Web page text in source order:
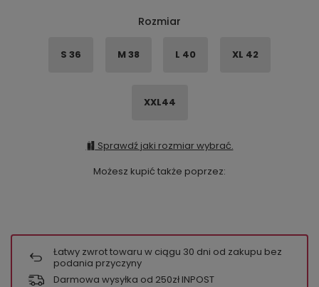
Rozmiar
S 36 M 38 L 40 XL 42
XXL44
Sprawdź jaki rozmiar wybrać.
Możesz kupić także poprzez:
Łatwy zwrot towaru w ciągu 30 dni od zakupu bez
podania przyczyny
Darmowa wysyłka od 250zł INPOST